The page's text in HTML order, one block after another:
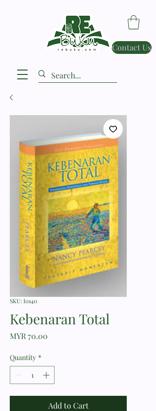
Contact Us
SKU: I0140
Kebenaran Total
MYR 70.00
Quantity *
Add to Cart